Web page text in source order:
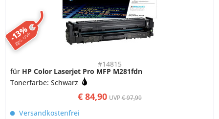
-13%
ggü. UVP
#14815
€ 84,90 UVP€ 97,99
für HP Color Laserjet Pro MFP M281fdn
Tonerfarbe: Schwarz
Versandkostenfrei